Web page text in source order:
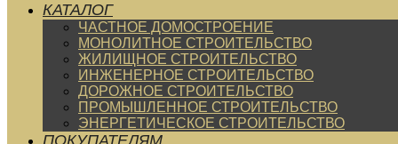
КАТАЛОГ
ЧАСТНОЕ ДОМОСТРОЕНИЕ
МОНОЛИТНОЕ СТРОИТЕЛЬСТВО
ЖИЛИЩНОЕ СТРОИТЕЛЬСТВО
ИНЖЕНЕРНОЕ СТРОИТЕЛЬСТВО
ДОРОЖНОЕ СТРОИТЕЛЬСТВО
ПРОМЫШЛЕННОЕ СТРОИТЕЛЬСТВО
ЭНЕРГЕТИЧЕСКОЕ СТРОИТЕЛЬСТВО
ПОКУПАТЕЛЯМ